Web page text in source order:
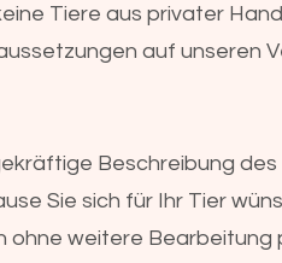
Tiere aus privater
auf unseren
Beschreibung
Sie sich für Ihr Tier
ohne weitere